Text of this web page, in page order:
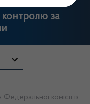
контролю за
комісії із